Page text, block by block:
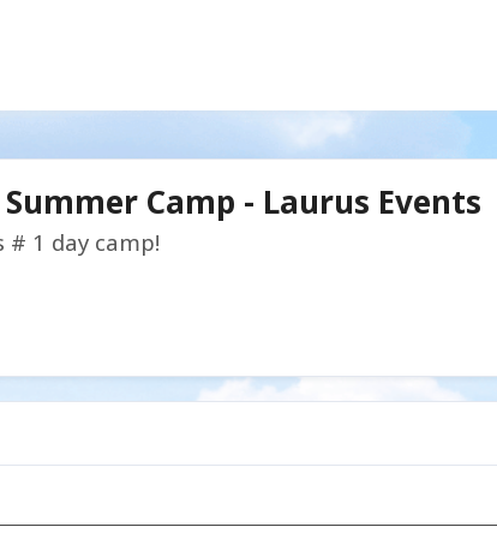
Camp - Laurus Events
# 1 day camp!